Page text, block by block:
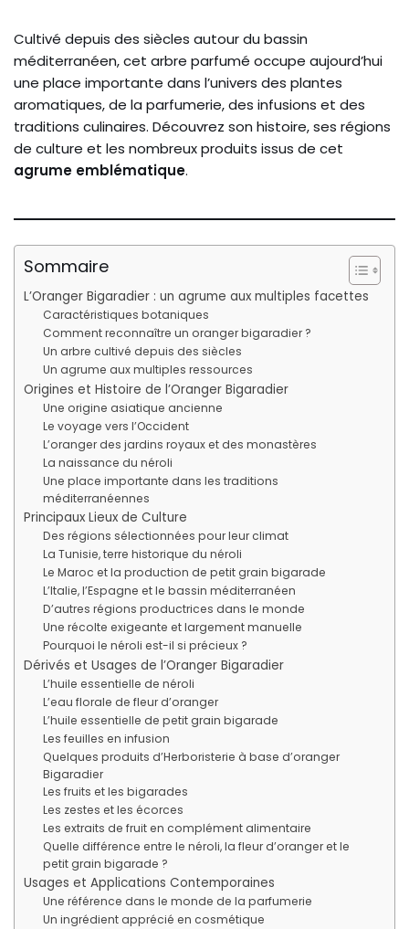
Cultivé depuis des siècles autour du bassin
méditerranéen, cet arbre parfumé occupe aujourd’hui
une place importante dans l’univers des plantes
aromatiques, de la parfumerie, des infusions et des
traditions culinaires. Découvrez son histoire, ses régions
de culture et les nombreux produits issus de cet
agrume emblématique.
Sommaire
L’Oranger Bigaradier : un agrume aux multiples facettes
Caractéristiques botaniques
Comment reconnaître un oranger bigaradier ?
Un arbre cultivé depuis des siècles
Un agrume aux multiples ressources
Origines et Histoire de l’Oranger Bigaradier
Une origine asiatique ancienne
Le voyage vers l’Occident
L’oranger des jardins royaux et des monastères
La naissance du néroli
Une place importante dans les traditions
méditerranéennes
Principaux Lieux de Culture
Des régions sélectionnées pour leur climat
La Tunisie, terre historique du néroli
Le Maroc et la production de petit grain bigarade
L’Italie, l’Espagne et le bassin méditerranéen
D’autres régions productrices dans le monde
Une récolte exigeante et largement manuelle
Pourquoi le néroli est-il si précieux ?
Dérivés et Usages de l’Oranger Bigaradier
L’huile essentielle de néroli
L’eau florale de fleur d’oranger
L’huile essentielle de petit grain bigarade
Les feuilles en infusion
Quelques produits d’Herboristerie à base d’oranger
Bigaradier
Les fruits et les bigarades
Les zestes et les écorces
Les extraits de fruit en complément alimentaire
Quelle différence entre le néroli, la fleur d’oranger et le
petit grain bigarade ?
Usages et Applications Contemporaines
Une référence dans le monde de la parfumerie
Un ingrédient apprécié en cosmétique